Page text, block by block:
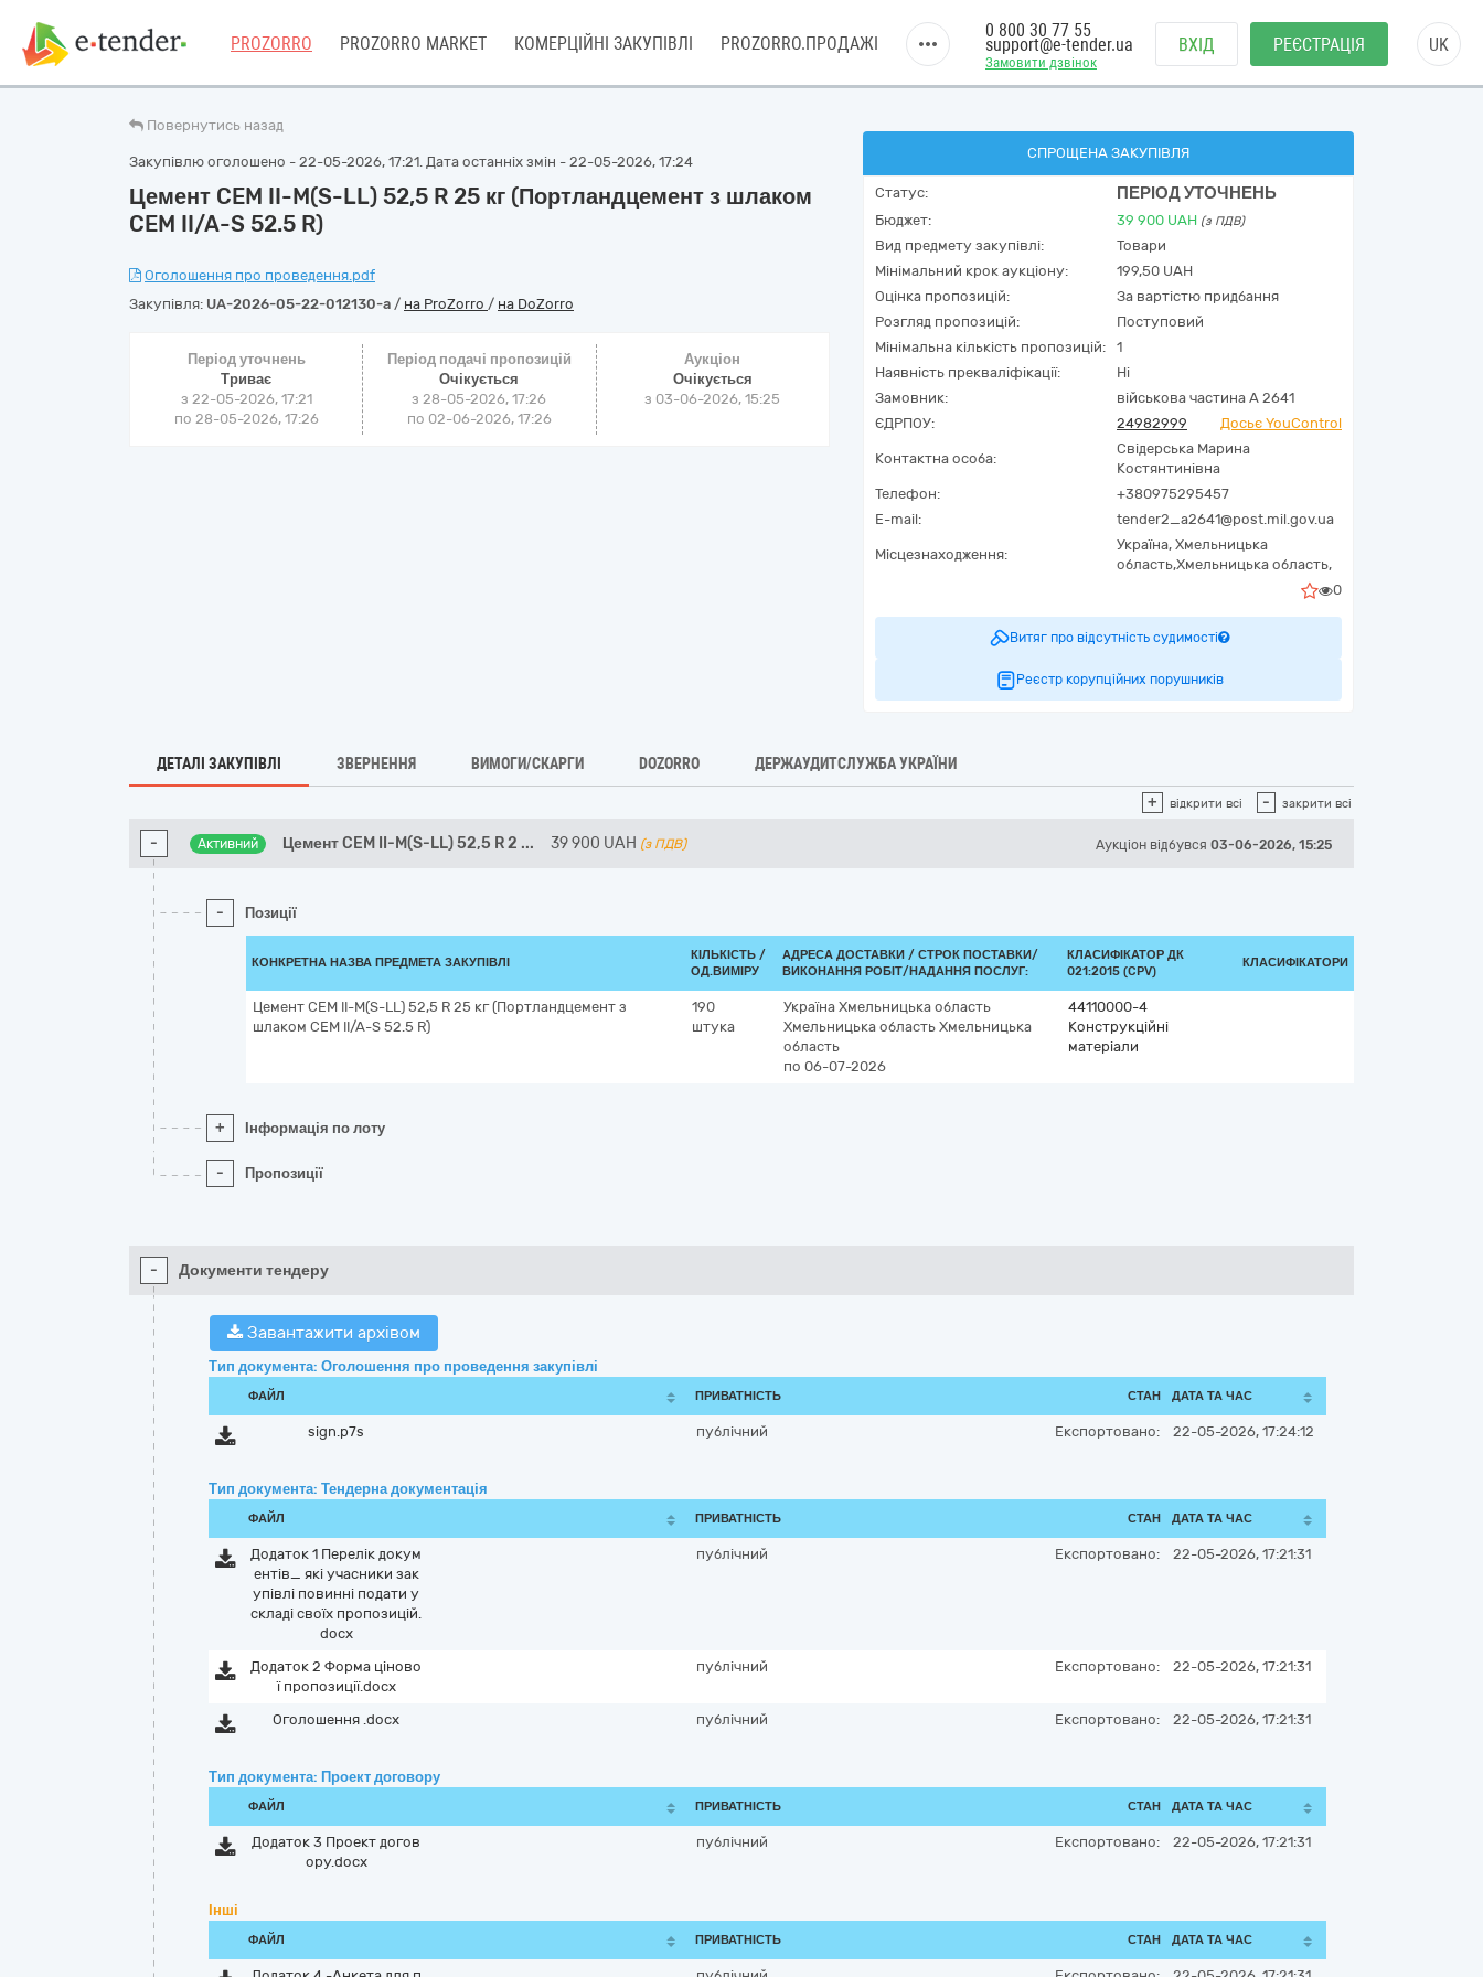
PROZORRO PROZORRO MARKET КОМЕРЦІЙНІ ЗАКУПІВЛІ PROZORRO.ПРОДАЖІ
Замовити дзвінок
0 800 30 77 55
support@e-tender.ua ВХІД РЕЄСТРАЦІЯ UK
Повернутись назад
Закупівлю оголошено - 22-05-2026, 17:21. Дата останніх змін - 22-05-2026, 17:24
Цемент CEM II-M(S-LL) 52,5 R 25 кг (Портландцемент з шлаком
CEM II/A-S 52.5 R)
Оголошення про проведення.pdf
Закупівля: UA-2026-05-22-012130-a / на ProZorro / на DoZorro
Період уточнень
Триває
з 22-05-2026, 17:21
по 28-05-2026, 17:26
Період подачі пропозицій
Очікується
з 28-05-2026, 17:26
по 02-06-2026, 17:26
Аукціон
Очікується
з 03-06-2026, 15:25
СПРОЩЕНА ЗАКУПІВЛЯ
Статус: ПЕРІОД УТОЧНЕНЬ
Бюджет: 39 900 UAH (з ПДВ)
Вид предмету закупівлі:
Товари
Мінімальний крок аукціону:
199,50 UAH
Оцінка пропозицій:
За вартістю придбання
Розгляд пропозицій:
Поступовий
Мінімальна кількість пропозицій:
1
Наявність прекваліфікації:
Ні
Замовник:
військова частина А 2641
ЄДРПОУ:
24982999 Досьє YouControl
Контактна особа:
Свідерська Марина
Костянтинівна
Телефон:
+380975295457
E-mail:
tender2_a2641@post.mil.gov.ua
Місцезнаходження:
Україна, Хмельницька
область,Хмельницька область,
0
Витяг про відсутність судимості
Реєстр корупційних порушників
ДЕТАЛІ ЗАКУПІВЛІ ЗВЕРНЕННЯ ВИМОГИ/СКАРГИ DOZORRO ДЕРЖАУДИТСЛУЖБА УКРАЇНИ
+ відкрити всі - закрити всі
- Активний Цемент CEM II-M(S-LL) 52,5 R 2 ... 39 900 UAH (з ПДВ) Аукціон відбувся 03-06-2026, 15:25
- Позиції
КОНКРЕТНА НАЗВА ПРЕДМЕТА ЗАКУПІВЛІ
КІЛЬКІСТЬ /
ОД.ВИМІРУ
АДРЕСА ДОСТАВКИ / СТРОК ПОСТАВКИ/
ВИКОНАННЯ РОБІТ/НАДАННЯ ПОСЛУГ:
КЛАСИФІКАТОР ДК
021:2015 (CPV)
КЛАСИФІКАТОРИ
Цемент CEM II-M(S-LL) 52,5 R 25 кг (Портландцемент з
шлаком CEM II/A-S 52.5 R)
190
штука
Україна Хмельницька область
Хмельницька область Хмельницька
область
по 06-07-2026
44110000-4
Конструкційні
матеріали
+ Інформація по лоту
- Пропозиції
- Документи тендеру
Завантажити архівом
Тип документа: Оголошення про проведення закупівлі
ФАЙЛ ПРИВАТНІСТЬ СТАН ДАТА ТА ЧАС
sign.p7s публічний Експортовано: 22-05-2026, 17:24:12
Тип документа: Тендерна документація
ФАЙЛ ПРИВАТНІСТЬ СТАН ДАТА ТА ЧАС
Додаток 1 Перелік докум
ентів_ які учасники зак
упівлі повинні подати у
складі своїх пропозицій.
docx
публічний Експортовано: 22-05-2026, 17:21:31
Додаток 2 Форма ціново
ї пропозиції.docx
публічний Експортовано: 22-05-2026, 17:21:31
Оголошення .docx публічний Експортовано: 22-05-2026, 17:21:31
Тип документа: Проект договору
ФАЙЛ ПРИВАТНІСТЬ СТАН ДАТА ТА ЧАС
Додаток 3 Проект догов
ору.docx
публічний Експортовано: 22-05-2026, 17:21:31
Інші
ФАЙЛ ПРИВАТНІСТЬ СТАН ДАТА ТА ЧАС